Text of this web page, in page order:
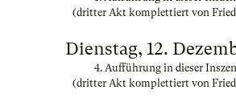
(dritter Akt komplettiert von
Dienstag, 12.
4. Aufführung in dieser
(dritter Akt komplettiert von